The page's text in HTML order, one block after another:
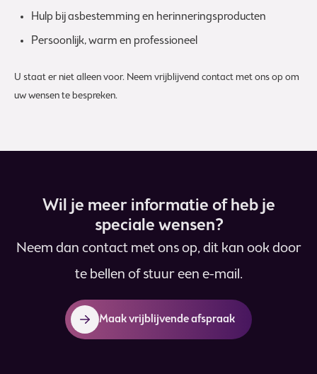
Hulp bij asbestemming en herinneringsproducten
Persoonlijk, warm en professioneel
U staat er niet alleen voor. Neem vrijblijvend contact met ons op om
uw wensen te bespreken.
Wil je meer informatie of heb je
speciale wensen?
Neem dan contact met ons op, dit kan ook door
te bellen of stuur een e-mail.
Maak vrijblijvende afspraak